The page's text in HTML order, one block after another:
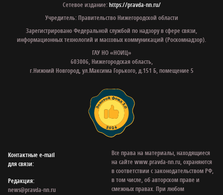
Сетевое издание:https://pravda-nn.ru/
Учредитель: Правительство Нижегородской области
Зарегистрировано Федеральной службой по надзору в сфере связи,
информационных технологий и массовых коммуникаций (Роскомнадзор).
ГАУ НО «НОИЦ»
603006, Нижегородская область,
г.Нижний Новгород, ул.Максима Горького, д.151 Б, помещение 5
Контактные e‑mail
для связи:
Редакция:
news@pravda-nn.ru
Все права на материалы, находящиеся
на сайте www.pravda-nn.ru, охраняются
в соответствии с законодательством РФ,
в том числе, об авторском праве и
смежных правах. При любом